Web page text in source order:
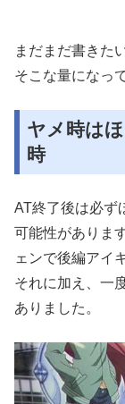
まだまだ書きた
そこな量になっ
ヤメ時は
時
AT終了後は必ず
可能性がありま
ェンで後編アイ
それに加え、一
ありました。